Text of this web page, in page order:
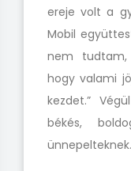
ereje volt a
Mobil
nem tudtam,
hogy valami
kezdet.”
békés,
ünnepelteknek.